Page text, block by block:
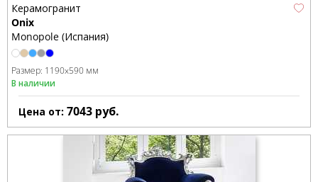
Керамогранит
Onix
Monopole (Испания)
Размер: 1190x590 мм
В наличии
Цена от: 7043 руб.